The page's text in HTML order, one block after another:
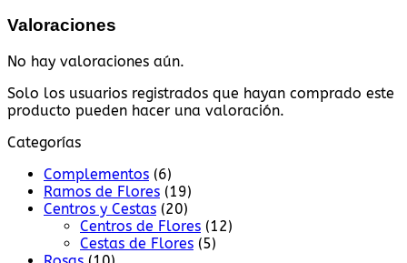
Valoraciones
No hay valoraciones aún.
Solo los usuarios registrados que hayan comprado este
producto pueden hacer una valoración.
Categorías
Complementos (6)
Ramos de Flores (19)
Centros y Cestas (20)
Centros de Flores (12)
Cestas de Flores (5)